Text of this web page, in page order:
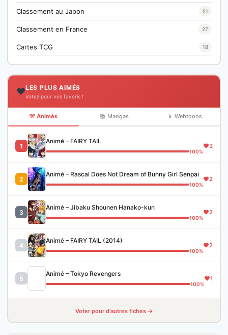
Classement au Japon 51
Classement en France 27
Cartes TCG 18
❤️LES PLUS AIMÉS
Votez pour vos favoris !
🎌 Animés 📚 Mangas 📱 Webtoons
1
Animé – FAIRY TAIL
100%
3
2
Animé – Rascal Does Not Dream of Bunny Girl Senpai
100%
2
3
Animé – Jibaku Shounen Hanako-kun
100%
2
4
Animé – FAIRY TAIL (2014)
100%
2
5
Animé – Tokyo Revengers
100%
1
Voter pour d'autres fiches →